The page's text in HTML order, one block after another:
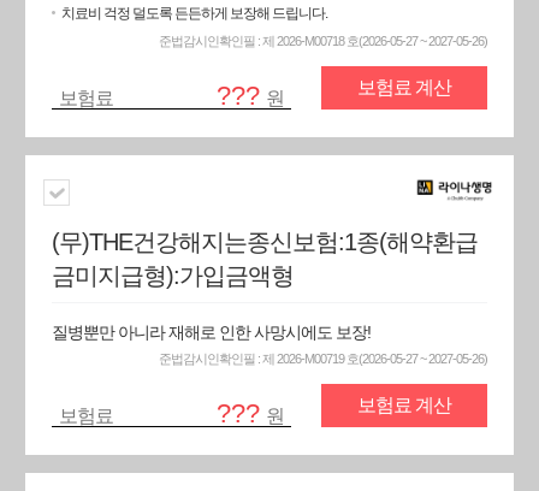
치료비 걱정 덜도록 든든하게 보장해 드립니다.
준법감시인확인필 : 제 2026-M00718 호(2026-05-27 ~ 2027-05-26)
보험료 ??? 원
보험료 계산
(무)THE건강해지는종신보험:1종(해약환급
금미지급형):가입금액형
질병뿐만 아니라 재해로 인한 사망시에도 보장!
준법감시인확인필 : 제 2026-M00719 호(2026-05-27 ~ 2027-05-26)
보험료 ??? 원
보험료 계산